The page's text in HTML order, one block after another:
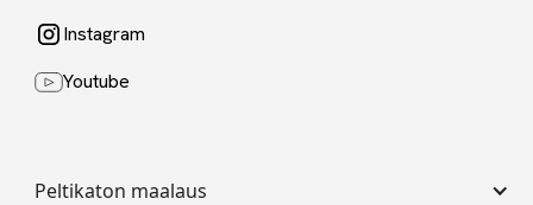
Instagram
Youtube
Peltikaton maalaus